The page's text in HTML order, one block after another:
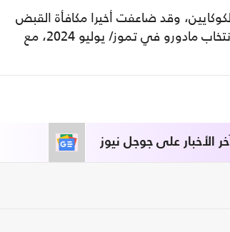
وقد ضاعفت أخيرا مكافأة القبض
عليه إلى 50 مليون دولار. ورفضت دول عدة الاعتراف بإعادة انتخاب مادورو في تموز/ يوليو 2024، مع
الأخبار على جوجل نيوز